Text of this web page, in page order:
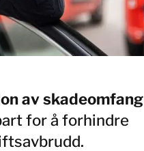
av skadeomfang
for å forhindre